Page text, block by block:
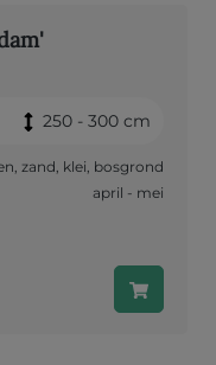
250 - 300 cm
, zand, klei, bosgrond
april - mei